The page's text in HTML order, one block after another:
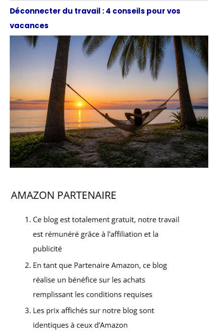
Déconnecter du travail : 4 conseils pour vos
vacances